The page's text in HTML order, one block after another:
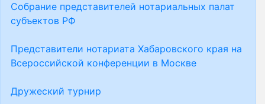
Собрание представителей нотариальных палат
субъектов РФ
Представители нотариата Хабаровского края на
Всероссийской конференции в Москве
Дружеский турнир